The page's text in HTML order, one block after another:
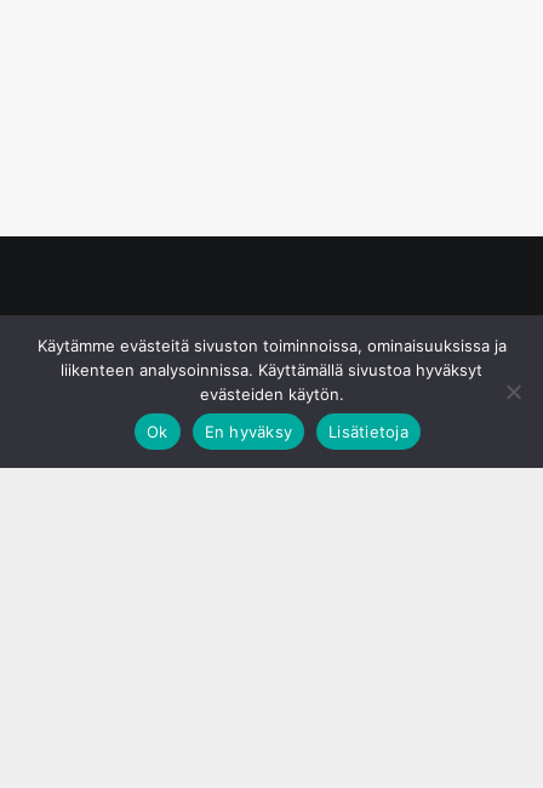
Käytämme evästeitä sivuston toiminnoissa, ominaisuuksissa ja
liikenteen analysoinnissa. Käyttämällä sivustoa hyväksyt
evästeiden käytön.
Ok
En hyväksy Lisätietoja